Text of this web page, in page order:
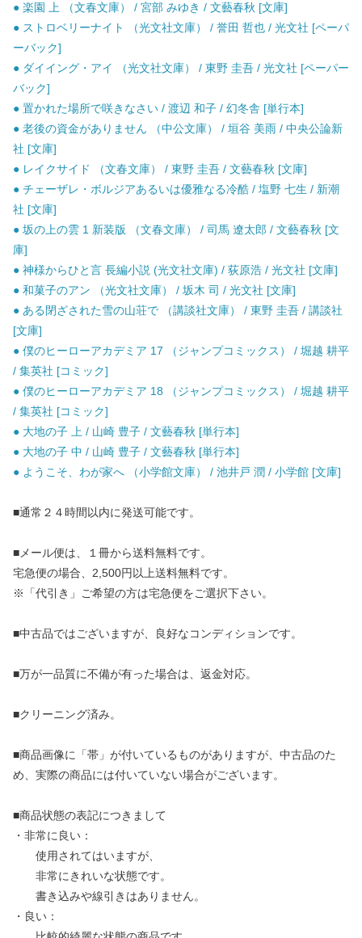
● 楽園 上 （文春文庫） / 宮部 みゆき / 文藝春秋 [文庫]
● ストロベリーナイト （光文社文庫） / 誉田 哲也 / 光文社 [ペーパ
ーバック]
● ダイイング・アイ （光文社文庫） / 東野 圭吾 / 光文社 [ペーパー
バック]
● 置かれた場所で咲きなさい / 渡辺 和子 / 幻冬舎 [単行本]
● 老後の資金がありません （中公文庫） / 垣谷 美雨 / 中央公論新
社 [文庫]
● レイクサイド （文春文庫） / 東野 圭吾 / 文藝春秋 [文庫]
● チェーザレ・ボルジアあるいは優雅なる冷酷 / 塩野 七生 / 新潮
社 [文庫]
● 坂の上の雲 1 新装版 （文春文庫） / 司馬 遼太郎 / 文藝春秋 [文
庫]
● 神様からひと言 長編小説 (光文社文庫) / 荻原浩 / 光文社 [文庫]
● 和菓子のアン （光文社文庫） / 坂木 司 / 光文社 [文庫]
● ある閉ざされた雪の山荘で （講談社文庫） / 東野 圭吾 / 講談社
[文庫]
● 僕のヒーローアカデミア 17 （ジャンプコミックス） / 堀越 耕平
/ 集英社 [コミック]
● 僕のヒーローアカデミア 18 （ジャンプコミックス） / 堀越 耕平
/ 集英社 [コミック]
● 大地の子 上 / 山崎 豊子 / 文藝春秋 [単行本]
● 大地の子 中 / 山崎 豊子 / 文藝春秋 [単行本]
● ようこそ、わが家へ （小学館文庫） / 池井戸 潤 / 小学館 [文庫]
■通常２４時間以内に発送可能です。
■メール便は、１冊から送料無料です。
宅急便の場合、2,500円以上送料無料です。
※「代引き」ご希望の方は宅急便をご選択下さい。
■中古品ではございますが、良好なコンディションです。
■万が一品質に不備が有った場合は、返金対応。
■クリーニング済み。
■商品画像に「帯」が付いているものがありますが、中古品のた
め、実際の商品には付いていない場合がございます。
■商品状態の表記につきまして
・非常に良い：
使用されてはいますが、
非常にきれいな状態です。
書き込みや線引きはありません。
・良い：